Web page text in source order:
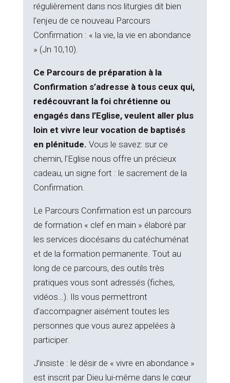
régulièrement dans nos liturgies dit bien
l’enjeu de ce nouveau Parcours
Confirmation : « la vie, la vie en abondance
» (Jn 10,10).
Ce Parcours de préparation à la
Confirmation s’adresse à tous ceux qui,
redécouvrant la foi chrétienne ou
engagés dans l’Eglise, veulent aller plus
loin et vivre leur vocation de baptisés
en plénitude. Vous le savez: sur ce
chemin, l’Eglise nous offre un précieux
cadeau, un signe fort : le sacrement de la
Confirmation.
Le Parcours Confirmation est un parcours
de formation « clef en main » élaboré par
les services diocésains du catéchuménat
et de la formation permanente. Tout au
long de ce parcours, des outils très
pratiques vous sont adressés (fiches,
vidéos…). Ils vous permettront
d’accompagner aisément toutes les
personnes que vous aurez appelées à
participer.
J’insiste : le désir de « vivre en abondance »
est inscrit par Dieu lui-même dans le cœur